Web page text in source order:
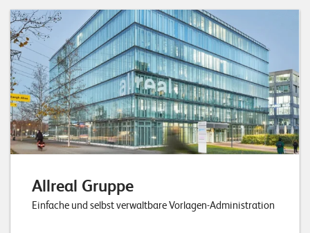
Allreal Gruppe
Einfache und selbst verwaltbare Vorlagen-Administration